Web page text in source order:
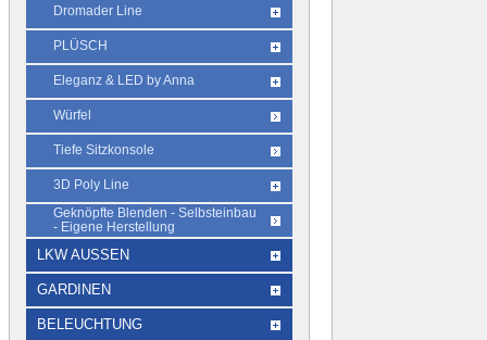
Dromader Line
PLÜSCH
Eleganz & LED by Anna
Würfel
Tiefe Sitzkonsole
3D Poly Line
Geknöpfte Blenden - Selbsteinbau
- Eigene Herstellung
LKW AUSSEN
GARDINEN
BELEUCHTUNG